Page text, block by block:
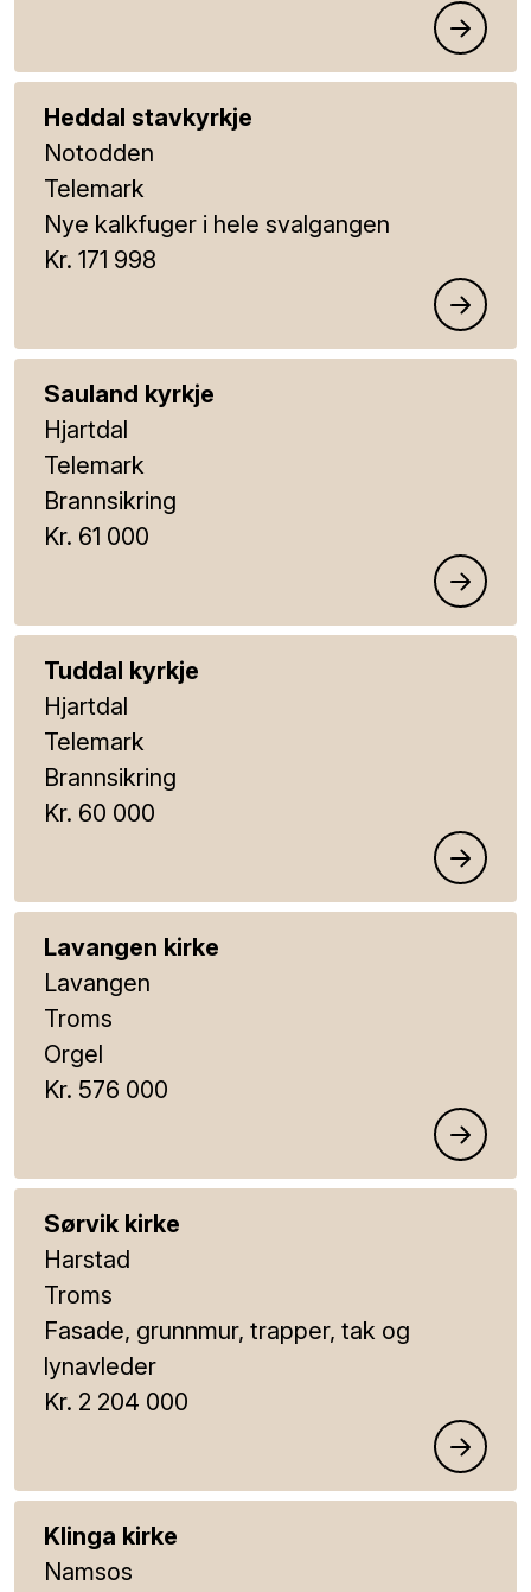
Heddal stavkyrkje
Notodden
Telemark
Nye kalkfuger i hele svalgangen
Kr. 171 998
Sauland kyrkje
Hjartdal
Telemark
Brannsikring
Kr. 61 000
Tuddal kyrkje
Hjartdal
Telemark
Brannsikring
Kr. 60 000
Lavangen kirke
Lavangen
Troms
Orgel
Kr. 576 000
Sørvik kirke
Harstad
Troms
Fasade, grunnmur, trapper, tak og
lynavleder
Kr. 2 204 000
Klinga kirke
Namsos